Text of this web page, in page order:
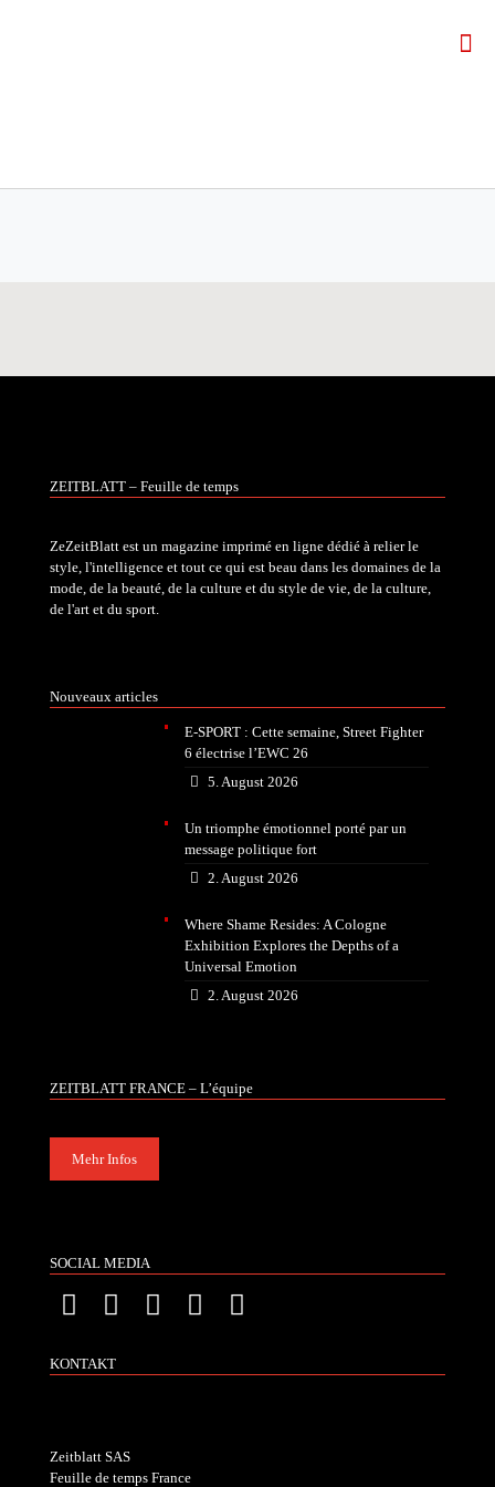
ZEITBLATT – Feuille de temps
ZeZeitBlatt est un magazine imprimé en ligne dédié à relier le
style, l'intelligence et tout ce qui est beau dans les domaines de la
mode, de la beauté, de la culture et du style de vie, de la culture,
de l'art et du sport.
Nouveaux articles
E-SPORT : Cette semaine, Street Fighter
6 électrise l’EWC 26
5. August 2026
Un triomphe émotionnel porté par un
message politique fort
2. August 2026
Where Shame Resides: A Cologne
Exhibition Explores the Depths of a
Universal Emotion
2. August 2026
ZEITBLATT FRANCE – L’équipe
Mehr Infos
SOCIAL MEDIA
KONTAKT
Zeitblatt SAS
Feuille de temps France